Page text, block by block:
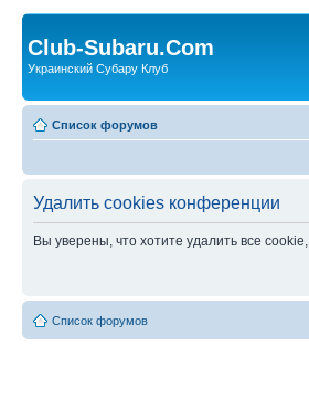
Club-Subaru.Com
Украинский Субару Клуб
Список форумов
Удалить cookies конференции
Вы уверены, что хотите удалить все
Список форумов